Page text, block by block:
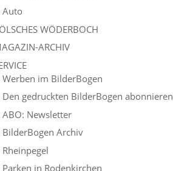
Auto
WÖDERBOCH
ARCHIV
Werben im BilderBogen
Den gedruckten BilderBogen abonnieren
ABO: Newsletter
BilderBogen Archiv
Rheinpegel
Parken in Rodenkirchen